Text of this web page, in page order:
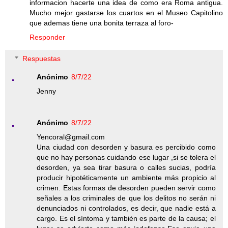
informacion hacerte una idea de como era Roma antigua.
Mucho mejor gastarse los cuartos en el Museo Capitolino
que ademas tiene una bonita terraza al foro-
Responder
Respuestas
Anónimo 8/7/22
Jenny
Anónimo 8/7/22
Yencoral@gmail.com
Una ciudad con desorden y basura es percibido como
que no hay personas cuidando ese lugar ,si se tolera el
desorden, ya sea tirar basura o calles sucias, podría
producir hipotéticamente un ambiente más propicio al
crimen. Estas formas de desorden pueden servir como
señales a los criminales de que los delitos no serán ni
denunciados ni controlados, es decir, que nadie está a
cargo. Es el síntoma y también es parte de la causa; el